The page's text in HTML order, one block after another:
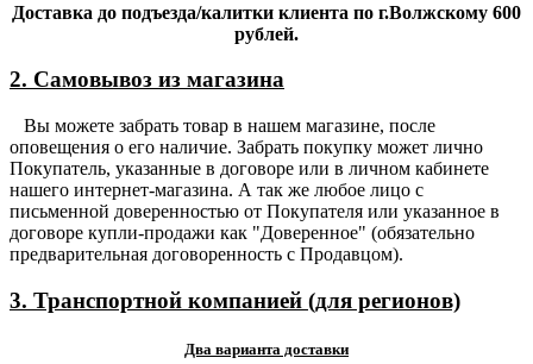
Доставка до подъезда/калитки клиента по г.Волжскому 600
рублей.
2. Самовывоз из магазина
Вы можете забрать товар в нашем магазине, после
оповещения о его наличие. Забрать покупку может лично
Покупатель, указанные в договоре или в личном кабинете
нашего интернет-магазина. А так же любое лицо с
письменной доверенностью от Покупателя или указанное в
договоре купли-продажи как "Доверенное" (обязательно
предварительная договоренность с Продавцом).
3. Транспортной компанией (для регионов)
Два варианта доставки